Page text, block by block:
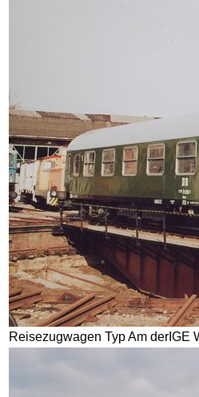
Reisezugwagen Typ Am derIGE